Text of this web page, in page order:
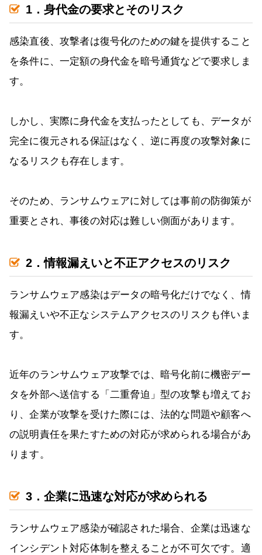
1．身代金の要求とそのリスク
感染直後、攻撃者は復号化のための鍵を提供すること
を条件に、一定額の身代金を暗号通貨などで要求しま
す。
しかし、実際に身代金を支払ったとしても、データが
完全に復元される保証はなく、逆に再度の攻撃対象に
なるリスクも存在します。
そのため、ランサムウェアに対しては事前の防御策が
重要とされ、事後の対応は難しい側面があります。
2．情報漏えいと不正アクセスのリスク
ランサムウェア感染はデータの暗号化だけでなく、情
報漏えいや不正なシステムアクセスのリスクも伴いま
す。
近年のランサムウェア攻撃では、暗号化前に機密デー
タを外部へ送信する「二重脅迫」型の攻撃も増えてお
り、企業が攻撃を受けた際には、法的な問題や顧客へ
の説明責任を果たすための対応が求められる場合があ
ります。
3．企業に迅速な対応が求められる
ランサムウェア感染が確認された場合、企業は迅速な
インシデント対応体制を整えることが不可欠です。適